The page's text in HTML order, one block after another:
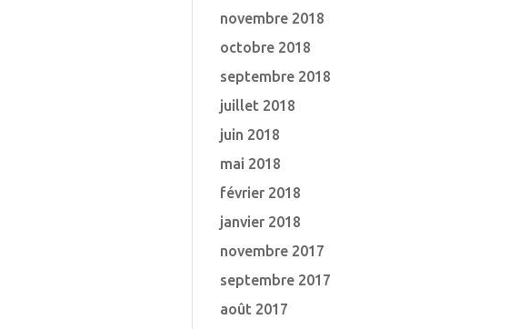
novembre 2018
octobre 2018
septembre 2018
juillet 2018
juin 2018
mai 2018
février 2018
janvier 2018
novembre 2017
septembre 2017
août 2017